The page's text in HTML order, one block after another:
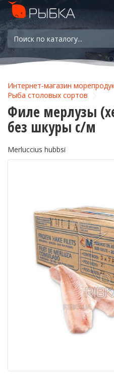
Интернет-магазин
Рыба столовых сортов
Филе мерлузы
без шкуры с/м
Merluccius hubbsi